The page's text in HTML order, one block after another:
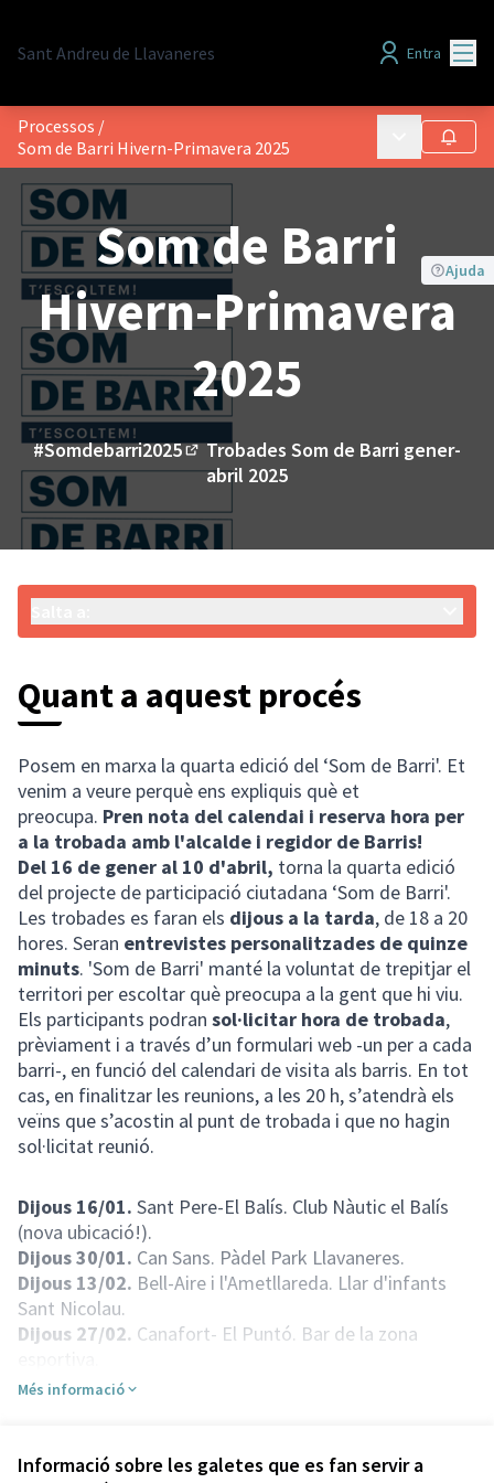
Informació sobre les galetes que es fan servir a
Sant Andreu de Llavaneres Entra
Processos /
Som de Barri Hivern-Primavera 2025
Menú Seguir
Ajuda
Som de Barri
Hivern-Primavera
2025
#Somdebarri2025
(Enllaç extern)
Trobades Som de Barri gener-
abril 2025
Quant a aquest procés
Posem en marxa la quarta edició del ‘Som de Barri'. Et
venim a veure perquè ens expliquis què et
preocupa. Pren nota del calendai i reserva hora per
a la trobada amb l'alcalde i regidor de Barris!
Del 16 de gener al 10 d'abril, torna la quarta edició
del projecte de participació ciutadana ‘Som de Barri'.
Les trobades es faran els dijous a la tarda, de 18 a 20
hores. Seran entrevistes personalitzades de quinze
minuts. 'Som de Barri' manté la voluntat de trepitjar el
territori per escoltar què preocupa a la gent que hi viu.
Els participants podran sol·licitar hora de trobada,
prèviament i a través d’un formulari web -un per a cada
barri-, en funció del calendari de visita als barris. En tot
cas, en finalitzar les reunions, a les 20 h, s’atendrà els
veïns que s’acostin al punt de trobada i que no hagin
sol·licitat reunió.
Dijous 16/01. Sant Pere-El Balís. Club Nàutic el Balís
(nova ubicació!).
Dijous 30/01. Can Sans. Pàdel Park Llavaneres.
Dijous 13/02. Bell-Aire i l'Ametllareda. Llar d'infants
Sant Nicolau.
Dijous 27/02. Canafort- El Puntó. Bar de la zona
Dijous 13/03.Avall, Matas i Ca n'Amat. Sala de lectura
de Ca l'Alfaro.
Més informació
Referència: llavaneres-PART-2025-01-1675